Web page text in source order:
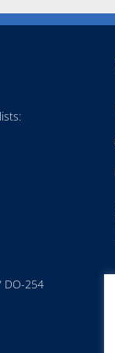
DO-254